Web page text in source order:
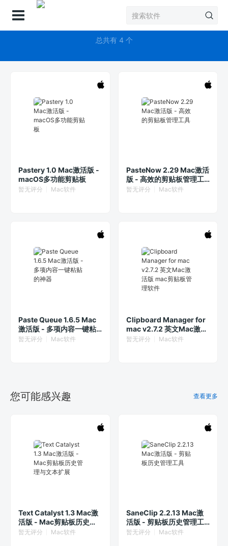
总共有 4 个
Pastery 1.0 Mac激活版 -
macOS多功能剪贴板
暂无评分 Mac软件
PasteNow 2.29 Mac激活
版 - 高效的剪贴板管理工
具
暂无评分 Mac软件
Paste Queue 1.6.5 Mac
激活版 - 多项内容一键粘
贴的神器
暂无评分 Mac软件
Clipboard Manager for
mac v2.7.2 英文Mac激活
版 mac剪贴板管理软件
暂无评分 Mac软件
您可能感兴趣 查看更多
Text Catalyst 1.3 Mac激
活版 - Mac剪贴板历史管
理与文本扩展
暂无评分 Mac软件
SaneClip 2.2.13 Mac激
活版 - 剪贴板历史管理工
具
暂无评分 Mac软件